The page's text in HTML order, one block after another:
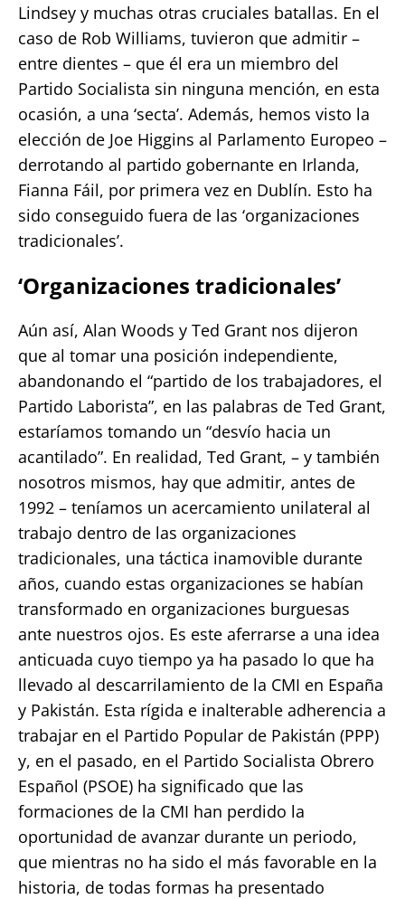
Lindsey y muchas otras cruciales batallas. En el
caso de Rob Williams, tuvieron que admitir –
entre dientes – que él era un miembro del
Partido Socialista sin ninguna mención, en esta
ocasión, a una ‘secta’. Además, hemos visto la
elección de Joe Higgins al Parlamento Europeo –
derrotando al partido gobernante en Irlanda,
Fianna Fáil, por primera vez en Dublín. Esto ha
sido conseguido fuera de las ‘organizaciones
tradicionales’.
‘Organizaciones tradicionales’
Aún así, Alan Woods y Ted Grant nos dijeron
que al tomar una posición independiente,
abandonando el “partido de los trabajadores, el
Partido Laborista”, en las palabras de Ted Grant,
estaríamos tomando un “desvío hacia un
acantilado”. En realidad, Ted Grant, – y también
nosotros mismos, hay que admitir, antes de
1992 – teníamos un acercamiento unilateral al
trabajo dentro de las organizaciones
tradicionales, una táctica inamovible durante
años, cuando estas organizaciones se habían
transformado en organizaciones burguesas
ante nuestros ojos. Es este aferrarse a una idea
anticuada cuyo tiempo ya ha pasado lo que ha
llevado al descarrilamiento de la CMI en España
y Pakistán. Esta rígida e inalterable adherencia a
trabajar en el Partido Popular de Pakistán (PPP)
y, en el pasado, en el Partido Socialista Obrero
Español (PSOE) ha significado que las
formaciones de la CMI han perdido la
oportunidad de avanzar durante un periodo,
que mientras no ha sido el más favorable en la
historia, de todas formas ha presentado